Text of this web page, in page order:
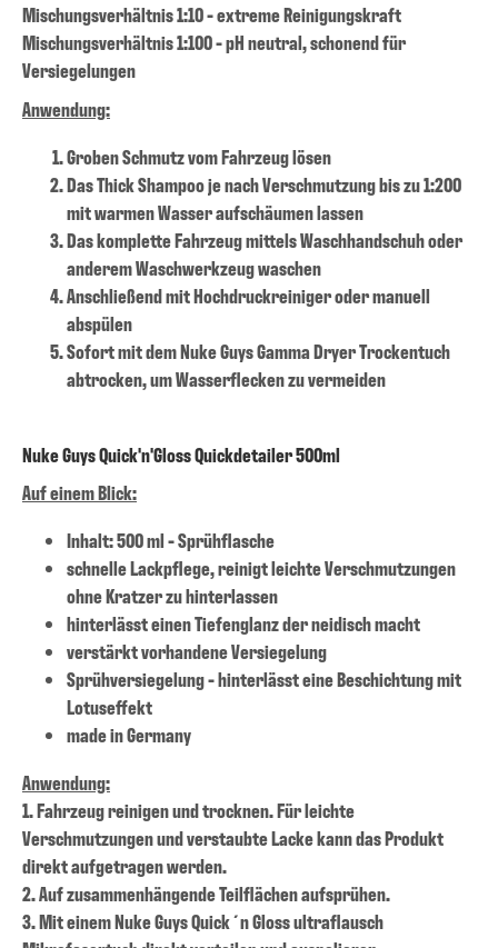
Mischungsverhältnis 1:10 - extreme Reinigungskraft
Mischungsverhältnis 1:100 - pH neutral, schonend für
Versiegelungen
Anwendung:
Groben Schmutz vom Fahrzeug lösen
Das Thick Shampoo je nach Verschmutzung bis zu 1:200
mit warmen Wasser aufschäumen lassen
Das komplette Fahrzeug mittels Waschhandschuh oder
anderem Waschwerkzeug waschen
Anschließend mit Hochdruckreiniger oder manuell
abspülen
Sofort mit dem Nuke Guys Gamma Dryer Trockentuch
abtrocken, um Wasserflecken zu vermeiden
Nuke Guys Quick'n'Gloss Quickdetailer 500ml
Auf einem Blick:
Inhalt: 500 ml - Sprühflasche
schnelle Lackpflege, reinigt leichte Verschmutzungen
ohne Kratzer zu hinterlassen
hinterlässt einen Tiefenglanz der neidisch macht
verstärkt vorhandene Versiegelung
Sprühversiegelung - hinterlässt eine Beschichtung mit
Lotuseffekt
made in Germany
Anwendung:
1. Fahrzeug reinigen und trocknen. Für leichte
Verschmutzungen und verstaubte Lacke kann das Produkt
direkt aufgetragen werden.
2. Auf zusammenhängende Teilflächen aufsprühen.
3. Mit einem Nuke Guys Quick´n Gloss ultraflausch